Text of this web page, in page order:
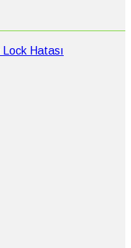
Hatası